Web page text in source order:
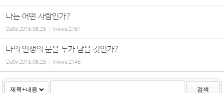
나는 어떤 사람인가?
Date2015.06.25 Views2767
나의 인생의 문을 누가 닫을 것인가?
Date2015.06.25 Views2145
검색